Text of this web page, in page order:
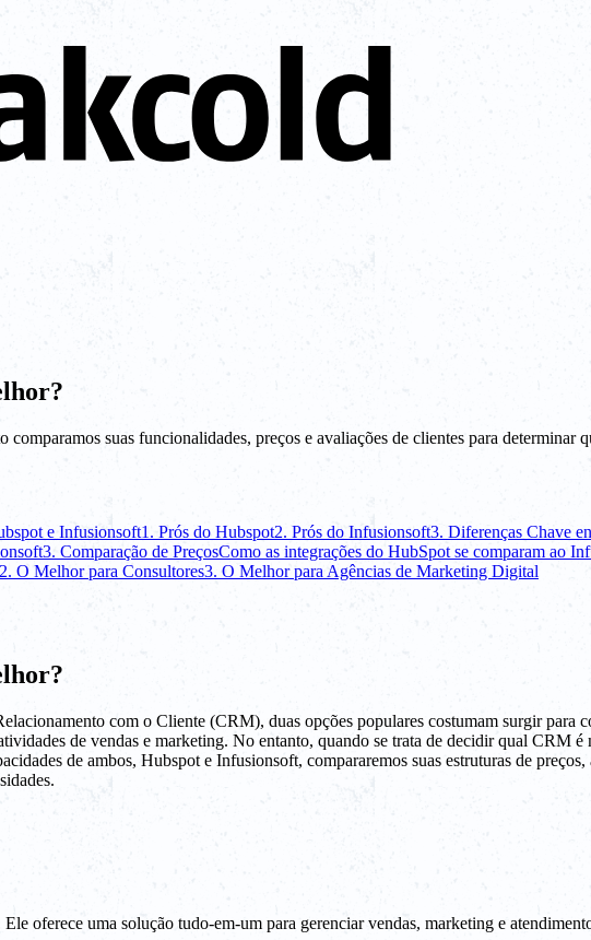
suas funcionalidades, preços e avaliações de clientes para determinar
e Infusionsoft1. Prós do Hubspot2. Prós do Infusionsoft3. Diferenças Chave
3. Comparação de PreçosComo as integrações do HubSpot se comparam ao
2. O Melhor para Consultores3. O Melhor para Agências de Marketing Digital
com o Cliente (CRM), duas opções populares costumam surgir para
de vendas e marketing. No entanto, quando se trata de decidir qual CRM é
de ambos, Hubspot e Infusionsoft, compararemos suas estruturas de
oferece uma solução tudo-em-um para gerenciar vendas, marketing e